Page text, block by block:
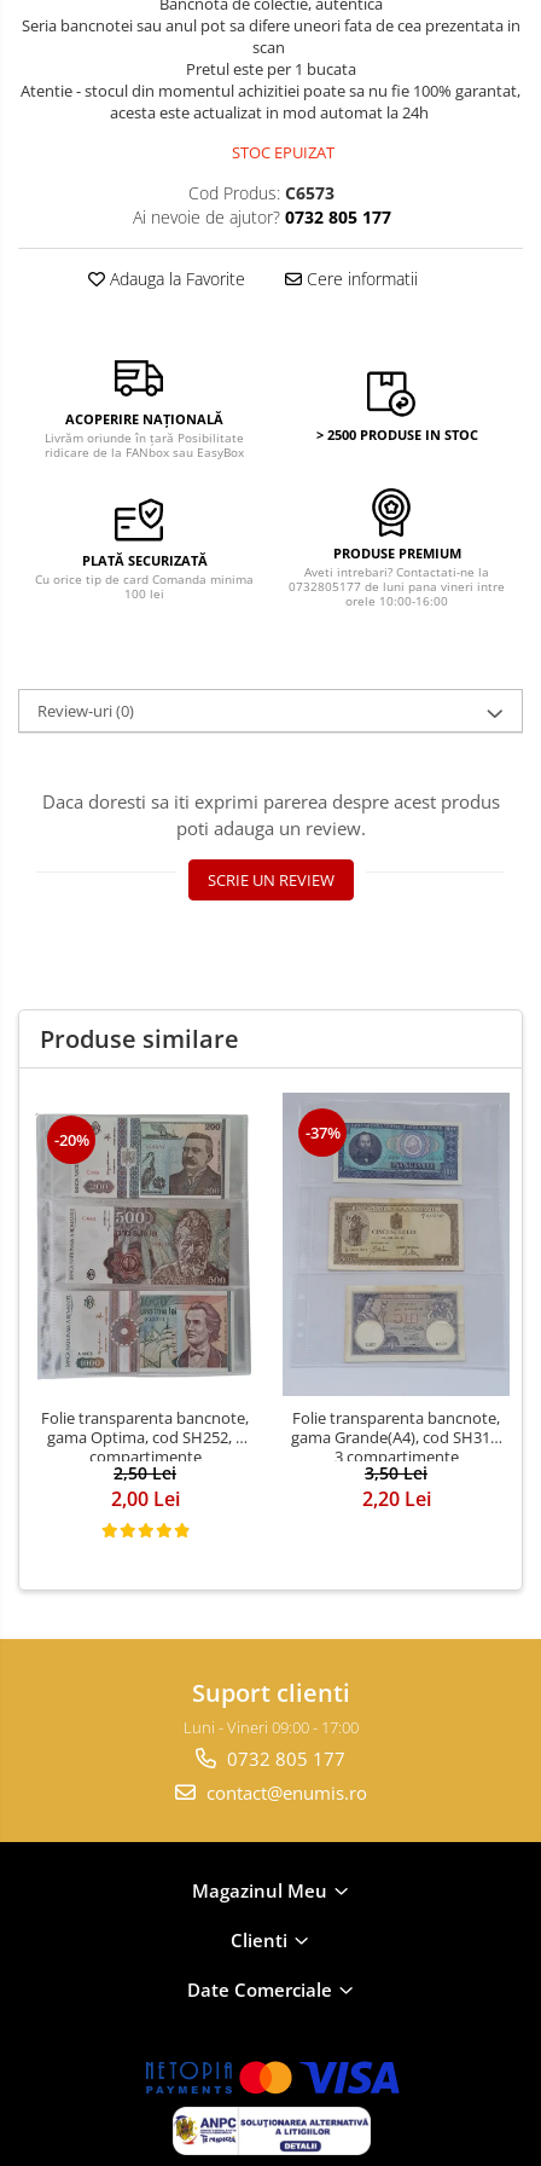
Monede America
Monede Australia si Oceania
Monede Euro, Eurocenti
Bancnote Asia
Bancnote Australia si Oceania
Bancnote Europa
Seria bancnotei sau anul pot sa difere uneori fata de cea prezentata in
scan
Pretul este per 1 bucata
Atentie - stocul din momentul achizitiei poate sa nu fie 100% garantat,
acesta este actualizat in mod automat la 24h
STOC EPUIZAT
Cod Produs: C6573
Ai nevoie de ajutor? 0732 805 177
Adauga la Favorite Cere informatii
ACOPERIRE NAȚIONALĂ
Livrăm oriunde în țară Posibilitate
ridicare de la FANbox sau EasyBox
> 2500 PRODUSE IN STOC
PLATĂ SECURIZATĂ
Cu orice tip de card Comanda minima
100 lei
PRODUSE PREMIUM
Aveti intrebari? Contactati-ne la
0732805177 de luni pana vineri intre
orele 10:00-16:00
Review-uri(0)
Daca doresti sa iti exprimi parerea despre acest produs
poti adauga un review.
SCRIE UN REVIEW
Produse similare
-20%
Folie transparenta bancnote,
gama Optima, cod SH252, 3
compartimente
2,50 Lei
2,00 Lei
-37%
Folie transparenta bancnote,
gama Grande(A4), cod SH312,
3 compartimente
3,50 Lei
2,20 Lei
Suport clienti
Luni - Vineri 09:00 - 17:00
0732 805 177
contact@enumis.ro
Magazinul Meu
Clienti
Date Comerciale